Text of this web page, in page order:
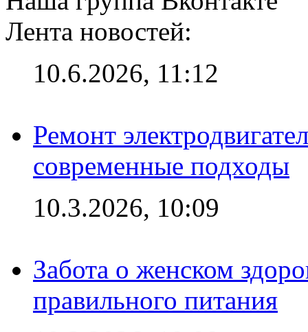
Лента новостей:
10.6.2026, 11:12
Ремонт
современные подходы
10.3.2026, 10:09
Забота о женском
правильного питания